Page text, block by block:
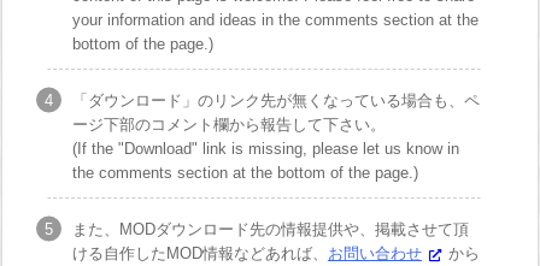
your information and ideas in the comments section at the
bottom of the page.)
「ダウンロード」のリンク先が無くなっている場合も、ペ
ージ下部のコメント欄から報告して下さい。
(If the "Download" link is missing, please let us know in
the comments section at the bottom of the page.)
また、MODダウンロード先の情報提供や、掲載させて頂
ける自作したMOD情報などあれば、 お問い合わせ
から